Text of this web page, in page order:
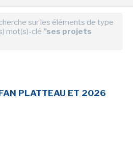
WONDER
SÉRIES
sur les éléments de type
mot(s)-clé "ses projets
PLATTEAU ET 2026